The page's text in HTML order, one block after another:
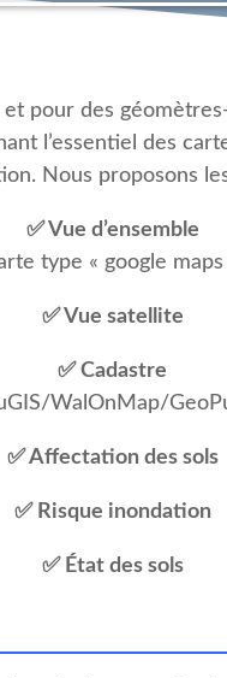
pour des
l’essentiel des
Nous proposons
✅ Vue d’ensemble
type « google maps
✅ Vue satellite
✅ Cadastre
WalOnMap/
✅ Affectation des sols
✅ Risque inondation
✅ État des sols